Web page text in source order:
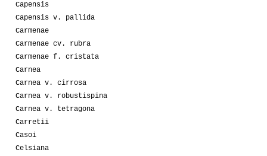
Capensis
Capensis v. pallida
Carmenae
Carmenae cv. rubra
Carmenae f. cristata
Carnea
Carnea v. cirrosa
Carnea v. robustispina
Carnea v. tetragona
Carretii
Casoi
Celsiana